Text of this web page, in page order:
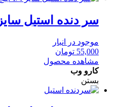
سر دنده استیل سایز 1/4 اینچ
موجود در انبار
55,000 تومان
مشاهده محصول
کارو وب
بستن